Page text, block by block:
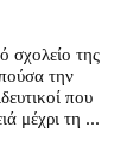
σχολείο της
την
που
μέχρι τη …